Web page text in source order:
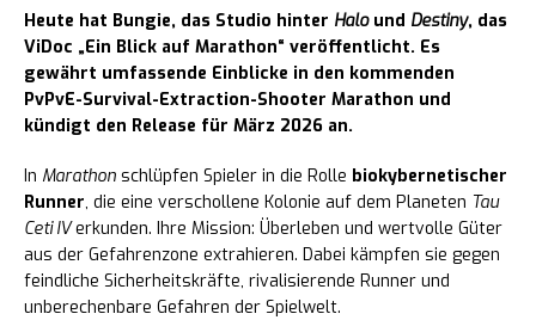
Heute hat Bungie, das Studio hinter Halound Destiny, das
ViDoc „Ein Blick auf Marathon“ veröffentlicht. Es
gewährt umfassende Einblicke in den kommenden
PvPvE-Survival-Extraction-Shooter Marathon und
kündigt den Release für März 2026 an.
In Marathon schlüpfen Spieler in die Rolle biokybernetischer
Runner, die eine verschollene Kolonie auf dem Planeten Tau
Ceti IVerkunden. Ihre Mission: Überleben und wertvolle Güter
aus der Gefahrenzone extrahieren. Dabei kämpfen sie gegen
feindliche Sicherheitskräfte, rivalisierende Runner und
unberechenbare Gefahren der Spielwelt.